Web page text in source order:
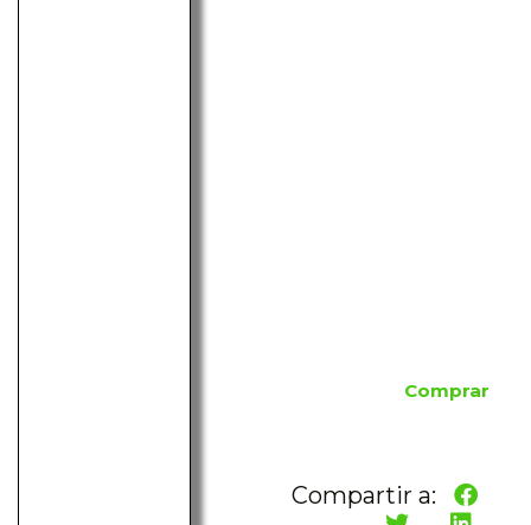
Comprar
Compartir a: